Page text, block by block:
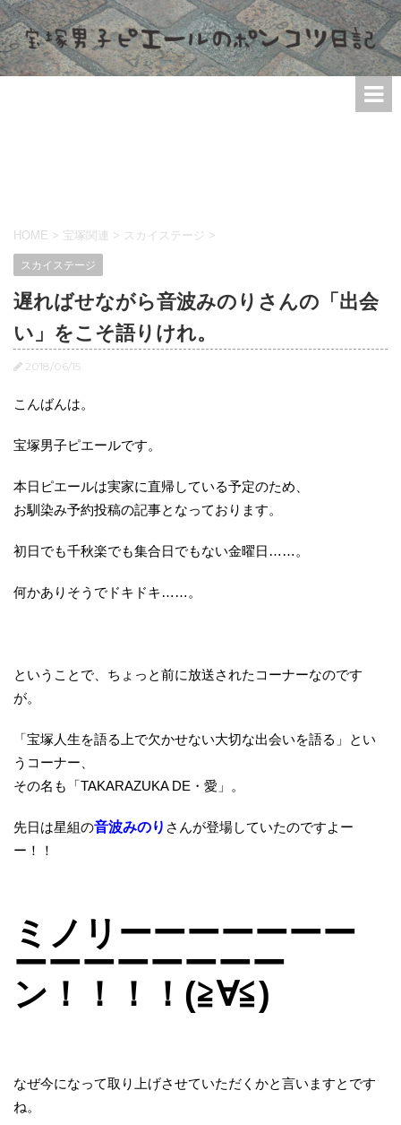
HOME > 宝塚関連 > スカイステージ >
スカイステージ
遅ればせながら音波みのりさんの「出会
い」をこそ語りけれ。
2018/06/15
こんばんは。
宝塚男子ピエールです。
本日ピエールは実家に直帰している予定のため、
お馴染み予約投稿の記事となっております。
初日でも千秋楽でも集合日でもない金曜日……。
何かありそうでドキドキ……。
ということで、ちょっと前に放送されたコーナーなのです
が。
「宝塚人生を語る上で欠かせない大切な出会いを語る」とい
うコーナー、
その名も「TAKARAZUKA DE・愛」。
先日は星組の音波みのり さんが登場していたのですよー
ー！！
ミノリーーーーーーー
ーーーーーーーー
ン！！！！(≧∀≦)
なぜ今になって取り上げさせていただくかと言いますとです
ね。